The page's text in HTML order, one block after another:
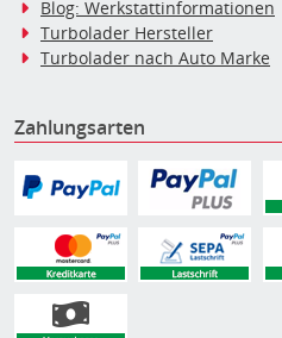
Blog: Werkstattinformationen
Turbolader Hersteller
Turbolader nach Auto Marke
Zahlungsarten